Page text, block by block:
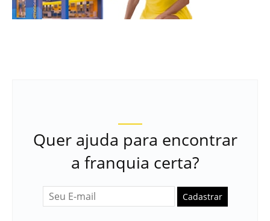
Quer ajuda para encontrar
a franquia certa?
Cadastrar